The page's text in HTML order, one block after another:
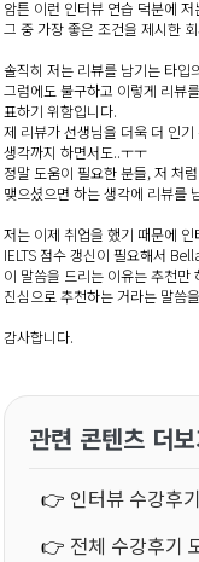
암튼 이런 인터뷰 연습 덕분에
그 중 가장 좋은 조건을 제시한
솔직히 저는 리뷰를 남기는 타입
그럼에도 불구하고 이렇게 리뷰
표하기 위함입니다.
제 리뷰가 선생님을 더욱 더 인
생각까지 하면서도..ㅜㅜ
정말 도움이 필요한 분들, 저 처
맺으셨으면 하는 생각에 리뷰를
저는 이제 취업을 했기 때문에
IELTS 점수 갱신이 필요해서
이 말씀을 드리는 이유는 추천만
진심으로 추천하는 거라는 말씀
감사합니다.
관련 콘텐츠 더
👉 인터뷰 수강후
👉 전체 수강후기